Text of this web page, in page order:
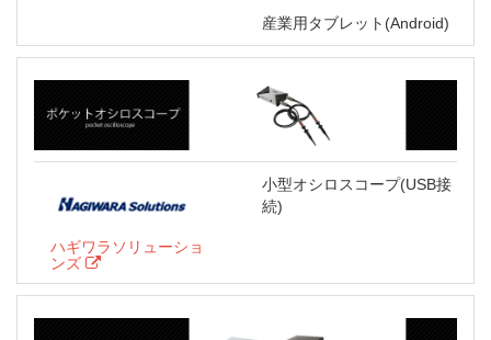
産業用タブレット(Android)
ハギワラソリューショ
ンズ
小型オシロスコープ(USB接
続)